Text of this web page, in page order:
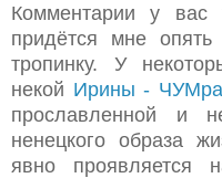
Комментарии у вас
придётся мне
тропинку. У
некой Ирины -
прославленной и
ненецкого образа
явно проявляется